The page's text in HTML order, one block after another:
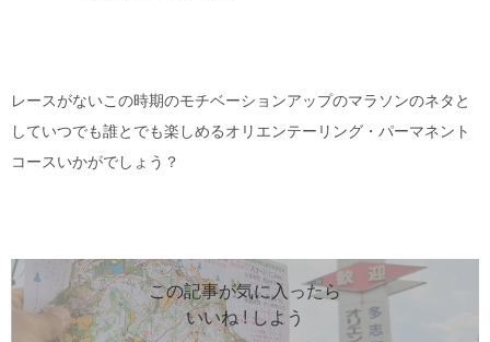
レースがないこの時期のモチベーションアップのマラソンのネタと
していつでも誰とでも楽しめるオリエンテーリング・パーマネント
コースいかがでしょう？
この記事が気に入ったら
いいね ! しよう